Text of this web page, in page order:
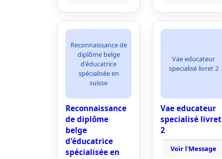
Reconnaissance de
diplôme belge
d'éducatrice
spécialisée en
suisse
Reconnaissance
de diplôme
belge
d'éducatrice
spécialisée en
Vae educateur
specialisé livret 2
Vae educateur
specialisé livret
2
Voir l'Message